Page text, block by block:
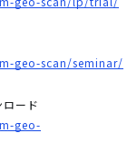
geo-scan/seminar/
ード
geo-